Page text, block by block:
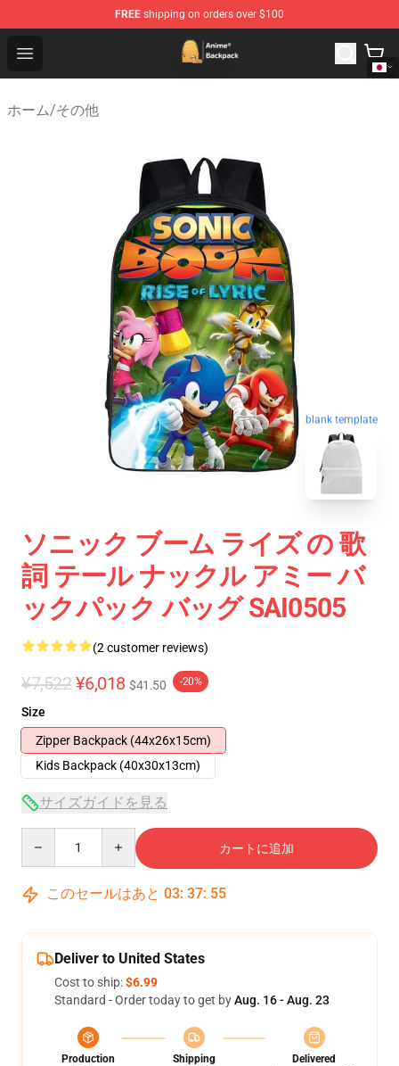
FREE shipping on orders over $100
Open menu
Anime Backpack Shop - Official Anime Backpack Store
ホーム/その他
blank template
ソニック ブーム ライズ の 歌
詞 テール ナックル アミー バ
ックパック バッグ SAI0505
(2 customer reviews)
¥7,522 ¥6,018 $41.50 -20%
Size
Zipper Backpack (44x26x15cm)
Kids Backpack (40x30x13cm)
サイズガイドを見る
カートに追加
このセールはあと 03: 37: 54
Deliver to United States
Cost to ship:$6.99
Standard - Order today to get byAug. 16 - Aug. 23
Production
Shipping
Delivered